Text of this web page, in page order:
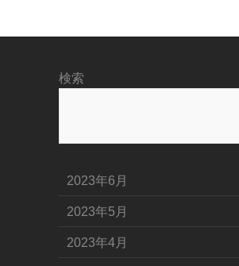
検索
2023年6月
2023年5月
2023年4月